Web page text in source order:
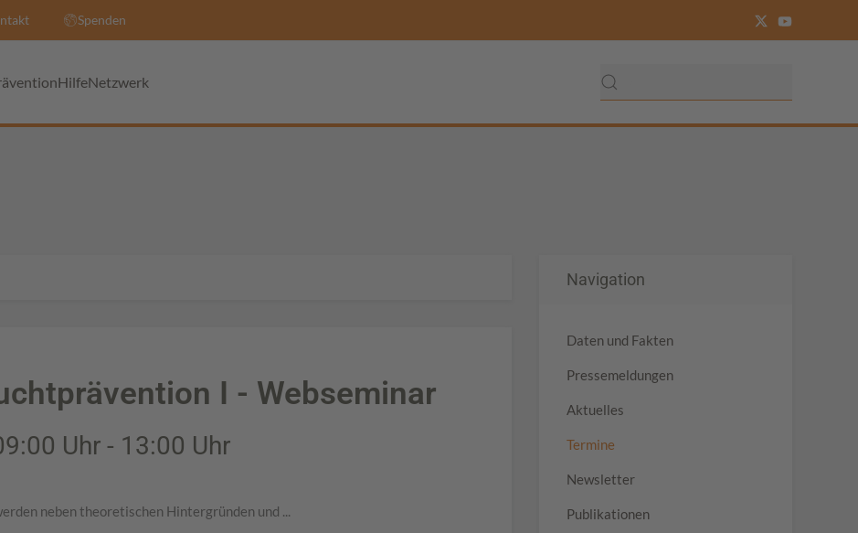
Spenden
HilfeNetzwerk
I - Webseminar
Uhr - 13:00 Uhr
neben theoretischen Hintergründen und ...
Navigation
Daten und Fakten
Pressemeldungen
Aktuelles
Termine
Newsletter
Publikationen